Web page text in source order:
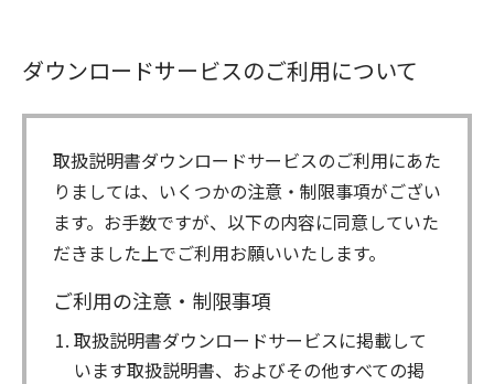
ダウンロードサービスのご利用について
取扱説明書ダウンロードサービスのご利用にあた
りましては、いくつかの注意・制限事項がござい
ます。お手数ですが、以下の内容に同意していた
だきました上でご利用お願いいたします。
ご利用の注意・制限事項
取扱説明書ダウンロードサービスに掲載して
います取扱説明書、およびその他すべての掲